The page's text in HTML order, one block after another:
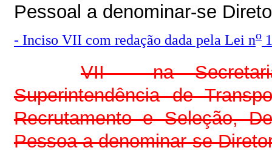
Pessoal a denominar-se
- Inciso VII com redação dada pela Lei no
VII - na
Superintendência de
Recrutamento e Seleção,
Pessoa a denominar-se